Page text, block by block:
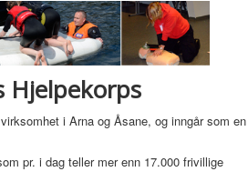
Hjelpekorps
i Arna og Åsane, og inngår som en
pr. i dag teller mer enn 17.000 frivillige